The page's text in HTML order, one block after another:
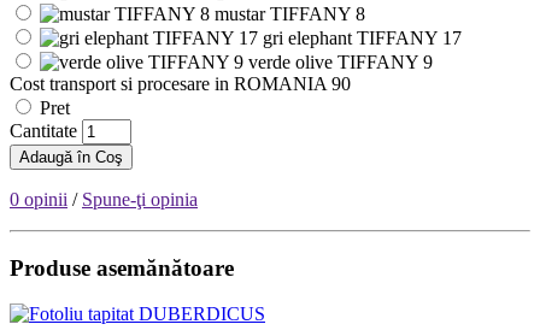
mustar TIFFANY 8
gri elephant TIFFANY 17
verde olive TIFFANY 9
Cost transport si procesare in ROMANIA 90
Pret
Cantitate
Adaugă în Coş
0 opinii / Spune-ţi opinia
Produse asemănătoare